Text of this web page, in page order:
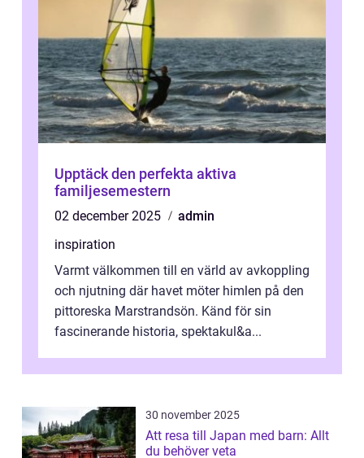
Upptäck den perfekta aktiva
familjesemestern
02 december 2025
admin
inspiration
Varmt välkommen till en värld av avkoppling
och njutning där havet möter himlen på den
pittoreska Marstrandsön. Känd för sin
fascinerande historia, spektakul&a...
30 november 2025
Att resa till Japan med barn: Allt
du behöver veta